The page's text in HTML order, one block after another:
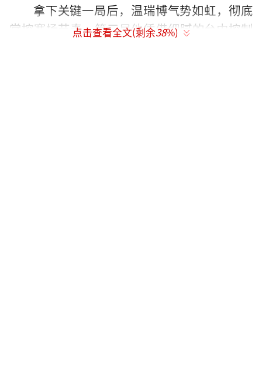
拿下关键一局后，温瑞博气势如虹，彻底
掌控赛场节奏。第三局他凭借细腻的台内控制
点击查看全文(剩余38%)